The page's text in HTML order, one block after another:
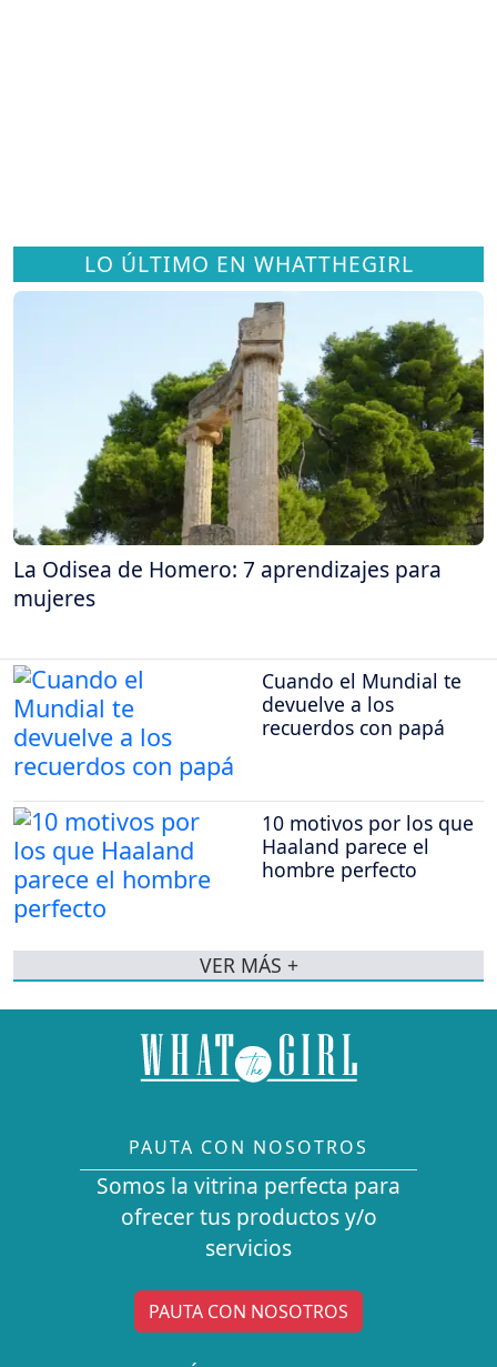
LO ÚLTIMO EN WHATTHEGIRL
La Odisea de Homero: 7 aprendizajes para
mujeres
Cuando el Mundial te
devuelve a los
recuerdos con papá
10 motivos por los que
Haaland parece el
hombre perfecto
VER MÁS +
PAUTA CON NOSOTROS
Somos la vitrina perfecta para
ofrecer tus productos y/o
servicios
PAUTA CON NOSOTROS